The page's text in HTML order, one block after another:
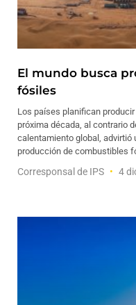
El mundo busca
fósiles
Los países planifican
próxima década, al contrario
calentamiento global, advirtió
producción de combustibles
Corresponsal de IPS 4